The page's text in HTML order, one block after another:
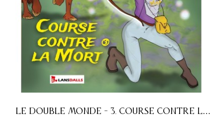
LE DOUBLE MONDE - 3. COURSE CONTRE LA